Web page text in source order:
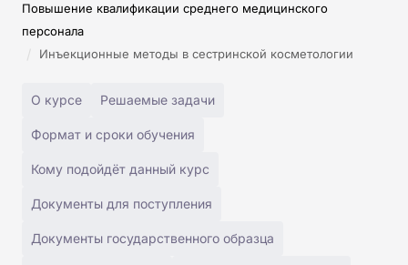
Повышение квалификации среднего медицинского
персонала
/ Инъекционные методы в сестринской косметологии
О курсе Решаемые задачи
Формат и сроки обучения
Кому подойдёт данный курс
Документы для поступления
Документы государственного образца